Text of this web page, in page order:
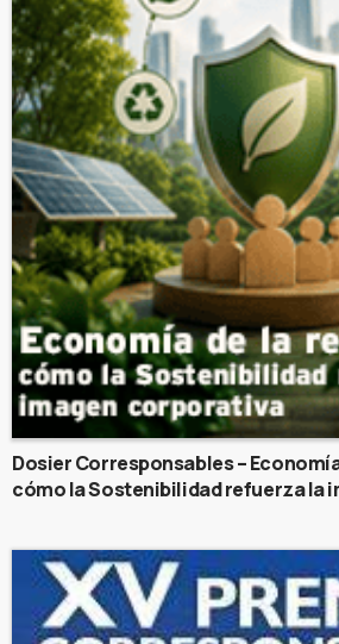
Dosier Corresponsables –
cómo la Sostenibilidad refuerza la